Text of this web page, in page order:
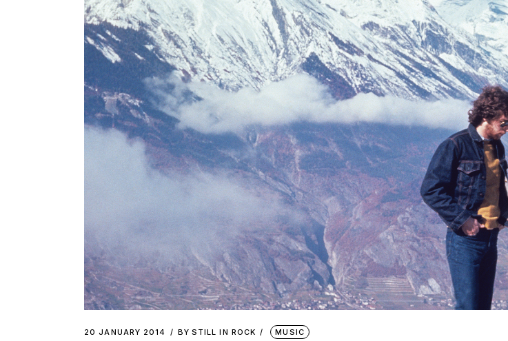
20 JANUARY 2014 BY STILL IN ROCK MUSIC